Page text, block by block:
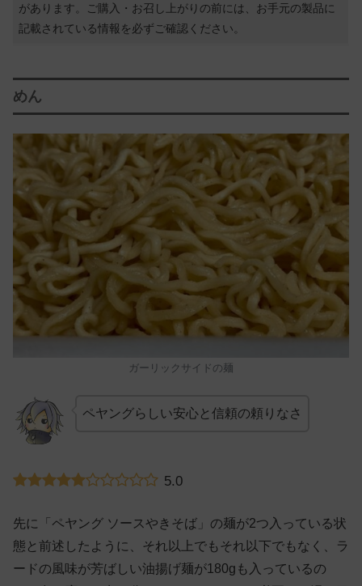
があります。ご購入・お召し上がりの前には、お手元の製品に
記載されている情報を必ずご確認ください。
めん
ガーリックサイドの麺
ペヤングらしい安心と信頼の頼りなさ
5.0
先に「ペヤング ソースやきそば」の麺が2つ入っている状
態と前述したように、それ以上でもそれ以下でもなく、ラ
ードの風味が芳ばしい油揚げ麺が180gも入っているの